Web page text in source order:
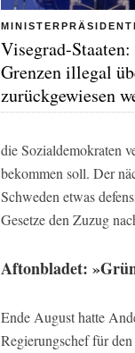
Visegrad-Staaten:
Grenzen illegal
zurückgewiesen
die Sozialdemokraten
bekommen soll. Der
Schweden etwas
Gesetze den Zuzug
Aftonbladet:
Ende August hatte
Regierungschef für